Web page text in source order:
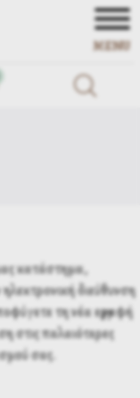
MENU
κατάστημα,
διεύθυνση
τη νέα εγγραφή
στις παλαιότερες
σας.